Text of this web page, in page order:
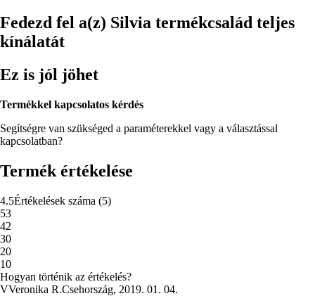
Fedezd fel a(z) Silvia termékcsalád teljes
kínálatát
Ez is jól jöhet
Termékkel kapcsolatos kérdés
Segítségre van szükséged a paraméterekkel vagy a választással
kapcsolatban?
Termék értékelése
4.5Értékelések száma (5)
53
42
30
20
10
Hogyan történik az értékelés?
VVeronika R.Csehország, 2019. 01. 04.